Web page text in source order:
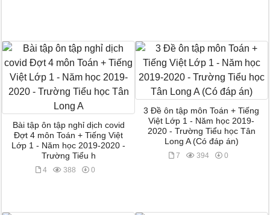
Bài tập ôn tập nghỉ dịch covid
Đợt 4 môn Toán + Tiếng Việt
Lớp 1 - Năm học 2019-2020 -
Trường Tiểu h
4 388 0
3 Đề ôn tập môn Toán + Tiếng
Việt Lớp 1 - Năm học 2019-
2020 - Trường Tiểu học Tân
Long A (Có đáp án)
7 394 0